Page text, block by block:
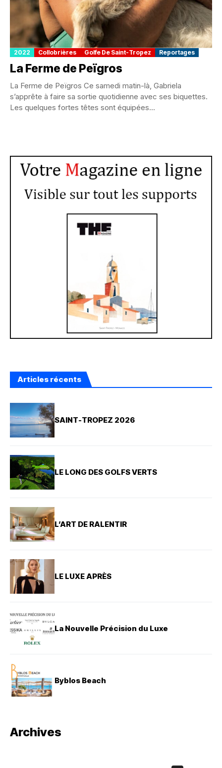
2022 Collobrières Golfe De Saint-Tropez Reportages
La Ferme de Peïgros
La Ferme de Peïgros Ce samedi matin-là, Gabriela
s’apprête à faire sa sortie quotidienne avec ses biquettes.
Les quelques fortes têtes sont équipées...
Articles récents
SAINT-TROPEZ 2026
LE LONG DES GOLFS VERTS
L’ART DE RALENTIR
LE LUXE APRÈS
La Nouvelle Précision du Luxe
Byblos Beach
Archives